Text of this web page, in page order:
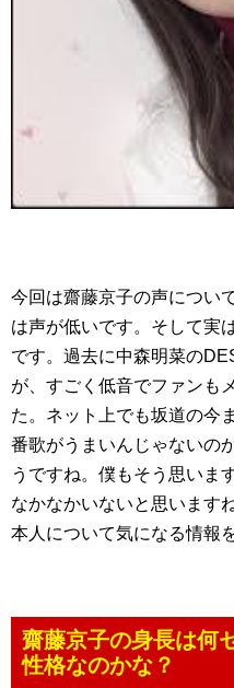
今回は齋藤京子の声につい
は声が低いです。そして実
です。過去に中森明菜の
が、すごく低音でファンも
た。ネット上でも坂道の今
番歌がうまいんじゃないの
うですね。僕もそう思いま
なかなかいないと思います
本人について気になる情報
齋藤京子の身長は何
性格なのかな？